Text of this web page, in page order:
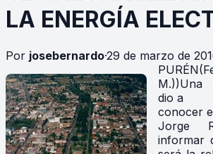
LA ENERGÍA
Por josebernardo·29 de marzo de
M.))Una
dio a
conocer
Jorge
informar